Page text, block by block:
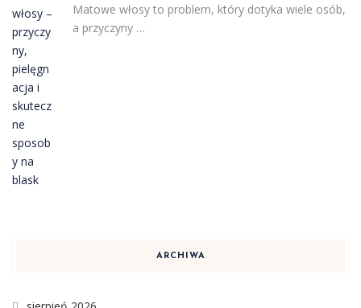
Matowe włosy to problem, który dotyka wiele osób,
a przyczyny …
ARCHIWA